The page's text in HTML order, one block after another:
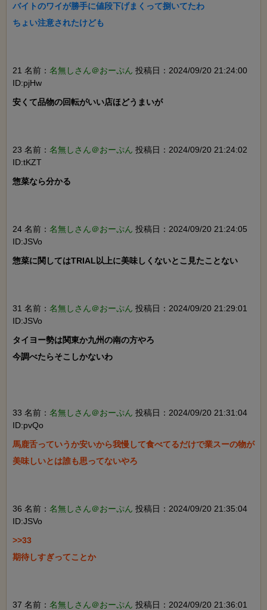
バイトのワイが勝手に値段下げまくって捌いてたわ
ちょい注意されたけども
21 名前： 名無しさん＠おーぷん 投稿日：2024/09/20 21:24:00
ID:pjHw
安くて品物の回転がいい店ほどうまいが
23 名前： 名無しさん＠おーぷん 投稿日：2024/09/20 21:24:02
ID:tKZT
惣菜なら分かる
24 名前： 名無しさん＠おーぷん 投稿日：2024/09/20 21:24:05
ID:JSVo
惣菜に関してはTRIAL以上に美味しくないとこ見たことない
31 名前： 名無しさん＠おーぷん 投稿日：2024/09/20 21:29:01
ID:JSVo
タイヨー勢は関東か九州の南の方やろ
今調べたらそこしかないわ
33 名前： 名無しさん＠おーぷん 投稿日：2024/09/20 21:31:04
ID:pvQo
馬鹿舌っていうか安いから我慢して食べてるだけで業スーの物が
美味しいとは誰も思ってないやろ
36 名前： 名無しさん＠おーぷん 投稿日：2024/09/20 21:35:04
ID:JSVo
>>33
期待しすぎってことか
37 名前： 名無しさん＠おーぷん 投稿日：2024/09/20 21:36:01